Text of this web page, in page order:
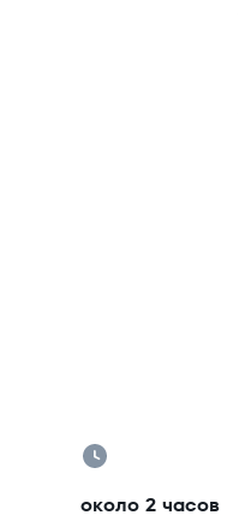
около 2 часов